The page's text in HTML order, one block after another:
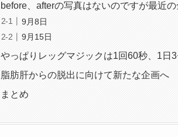
before、afterの写真はないのですが最近
9月8日
9月15日
やっぱりレッグマジックは1回60秒、1日
脂肪肝からの脱出に向けて新たな企画へ
まとめ